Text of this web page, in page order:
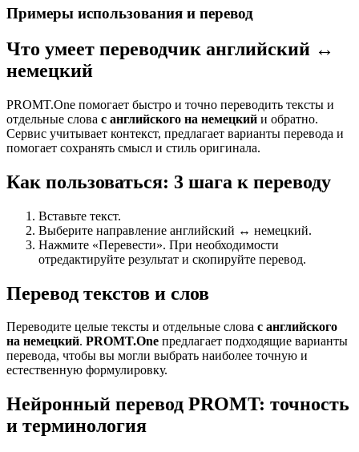
Примеры использования и перевод
Что умеет переводчик английский ↔
немецкий
PROMT.One помогает быстро и точно переводить тексты и
отдельные слова с английского на немецкий и обратно.
Сервис учитывает контекст, предлагает варианты перевода и
помогает сохранять смысл и стиль оригинала.
Как пользоваться: 3 шага к переводу
Вставьте текст.
Выберите направление английский ↔ немецкий.
Нажмите «Перевести». При необходимости
отредактируйте результат и скопируйте перевод.
Перевод текстов и слов
Переводите целые тексты и отдельные слова с английского
на немецкий. PROMT.One предлагает подходящие варианты
перевода, чтобы вы могли выбрать наиболее точную и
естественную формулировку.
Нейронный перевод PROMT: точность
и терминология